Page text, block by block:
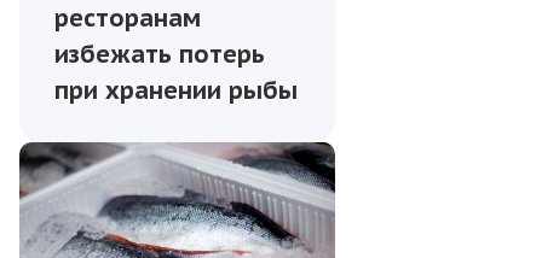
ресторанам
избежать потерь
при хранении рыбы